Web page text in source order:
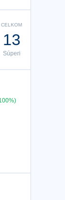
CELKOM
13
Súperi